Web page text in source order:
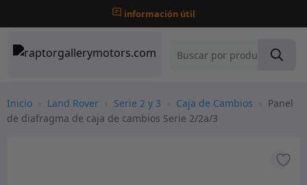
información útil
Inicio › Land Rover › Serie 2 y 3 › Caja de Cambios › Panel
de diafragma de caja de cambios Serie 2/2a/3